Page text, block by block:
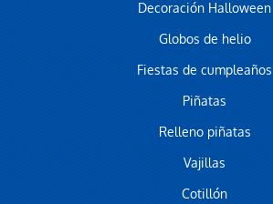
Decoración Halloween
Globos de helio
Fiestas de cumpleaños
Piñatas
Relleno piñatas
Vajillas
Cotillón